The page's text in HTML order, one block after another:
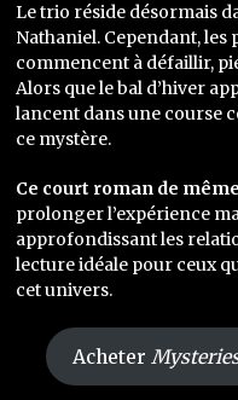
Le trio réside désormais
Nathaniel. Cependant,
commencent à défaillir,
Alors que le bal d’hiver
lancent dans une course
ce mystère.
Ce court roman de
prolonger l’expérience
approfondissant les
lecture idéale pour ceux
cet univers.
Acheter